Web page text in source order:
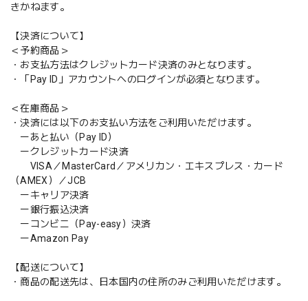
きかねます。
【決済について】
＜予約商品＞
・お支払方法はクレジットカード決済のみとなります。
・「Pay ID」アカウントへのログインが必須となります。
＜在庫商品＞
・決済には以下のお支払い方法をご利用いただけます。
ーあと払い（Pay ID）
ークレジットカード決済
VISA／MasterCard／アメリカン・エキスプレス・カード
（AMEX）／JCB
ーキャリア決済
ー銀行振込決済
ーコンビニ（Pay-easy）決済
ーAmazon Pay
【配送について】
・商品の配送先は、日本国内の住所のみご利用いただけます。